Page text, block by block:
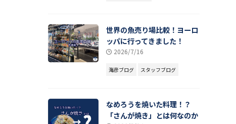
世界の魚売り場比較！ヨーロ
ッパに行ってきました！
2026/7/16
海彦ブログ スタッフブログ
なめろうを焼いた料理！？
「さんが焼き」とは何なのか